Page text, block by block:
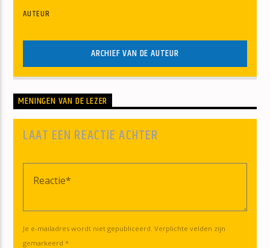
AUTEUR
ARCHIEF VAN DE AUTEUR
MENINGEN VAN DE LEZER
LAAT EEN REACTIE ACHTER
Je e-mailadres wordt niet gepubliceerd. Verplichte velden zijn
gemarkeerd *